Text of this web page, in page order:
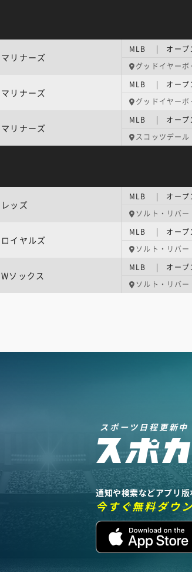
マリナーズ
MLB | オープ
グッドイヤーボ
マリナーズ
MLB | オープン
グッドイヤーボ
マリナーズ
MLB | オープ
スコッツデー
レッズ
MLB | オープ
ソルト・リバー・
ロイヤルズ
MLB | オープン
ソルト・リバー・
Wソックス
MLB | オープ
ソルト・リバー・
スポーツ日程更新中
通知や検索などアプリ
今すぐ無料ダウ